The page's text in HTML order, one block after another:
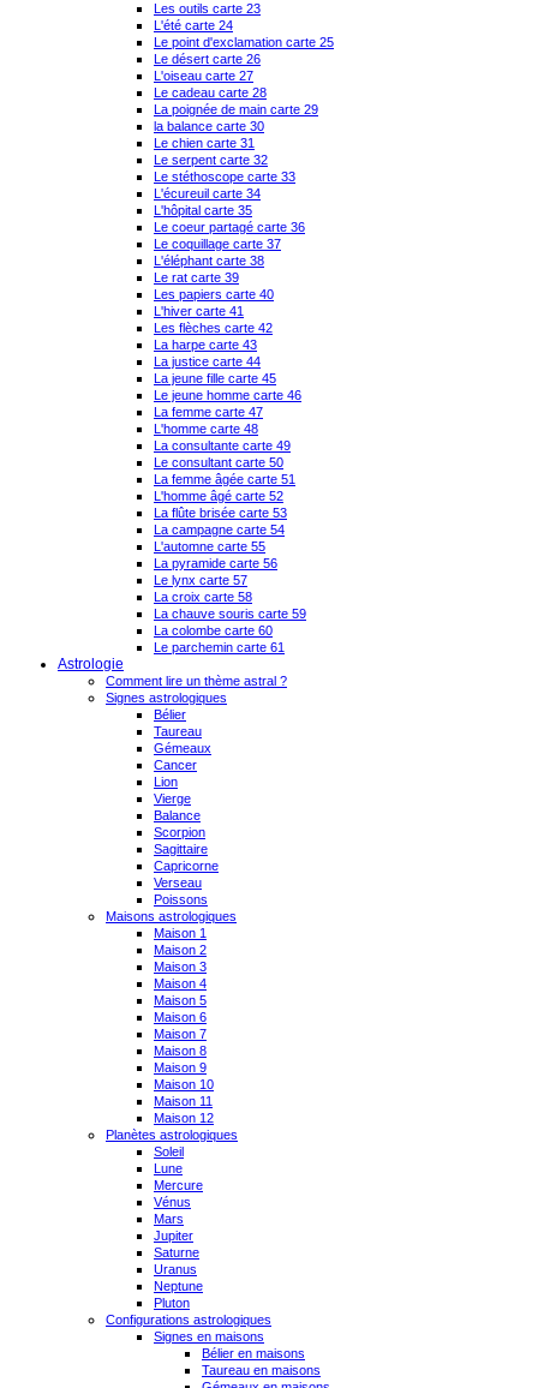
Les outils carte 23
L'été carte 24
Le point d'exclamation carte 25
Le désert carte 26
L'oiseau carte 27
Le cadeau carte 28
La poignée de main carte 29
la balance carte 30
Le chien carte 31
Le serpent carte 32
Le stéthoscope carte 33
L'écureuil carte 34
L'hôpital carte 35
Le coeur partagé carte 36
Le coquillage carte 37
L'éléphant carte 38
Le rat carte 39
Les papiers carte 40
L'hiver carte 41
Les flèches carte 42
La harpe carte 43
La justice carte 44
La jeune fille carte 45
Le jeune homme carte 46
La femme carte 47
L'homme carte 48
La consultante carte 49
Le consultant carte 50
La femme âgée carte 51
L'homme âgé carte 52
La flûte brisée carte 53
La campagne carte 54
L'automne carte 55
La pyramide carte 56
Le lynx carte 57
La croix carte 58
La chauve souris carte 59
La colombe carte 60
Le parchemin carte 61
Astrologie
Comment lire un thème astral ?
Signes astrologiques
Bélier
Taureau
Gémeaux
Cancer
Lion
Vierge
Balance
Scorpion
Sagittaire
Capricorne
Verseau
Poissons
Maisons astrologiques
Maison 1
Maison 2
Maison 3
Maison 4
Maison 5
Maison 6
Maison 7
Maison 8
Maison 9
Maison 10
Maison 11
Maison 12
Planètes astrologiques
Soleil
Lune
Mercure
Vénus
Mars
Jupiter
Saturne
Uranus
Neptune
Pluton
Configurations astrologiques
Signes en maisons
Bélier en maisons
Taureau en maisons